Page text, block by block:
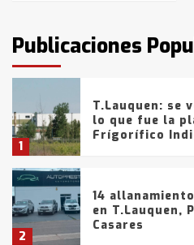
Publicaciones
fueron
tarde del
1
T.Lauquen: se
lo que fue la
Frígorífico
2
14
en T.Lauquen,
Casares